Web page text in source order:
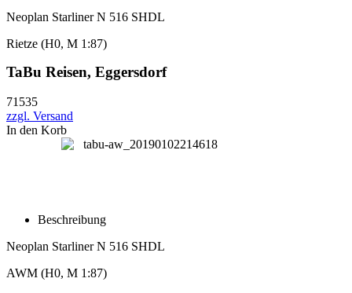
Neoplan Starliner N 516 SHDL
Rietze (H0, M 1:87)
TaBu Reisen, Eggersdorf
71535
zzgl. Versand
In den Korb
Beschreibung
Neoplan Starliner N 516 SHDL
AWM (H0, M 1:87)